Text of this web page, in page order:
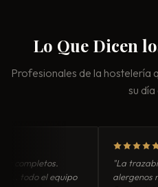
Lo Que Dicen
Profesionales de la hostelería
su día
el equipo
"La trazabilidad
alergenos nos